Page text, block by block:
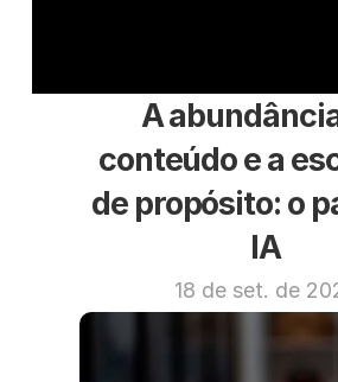
ARTESANIA MARKETING
A
conteúdo e a
de propósito: o
IA
18 de set. de